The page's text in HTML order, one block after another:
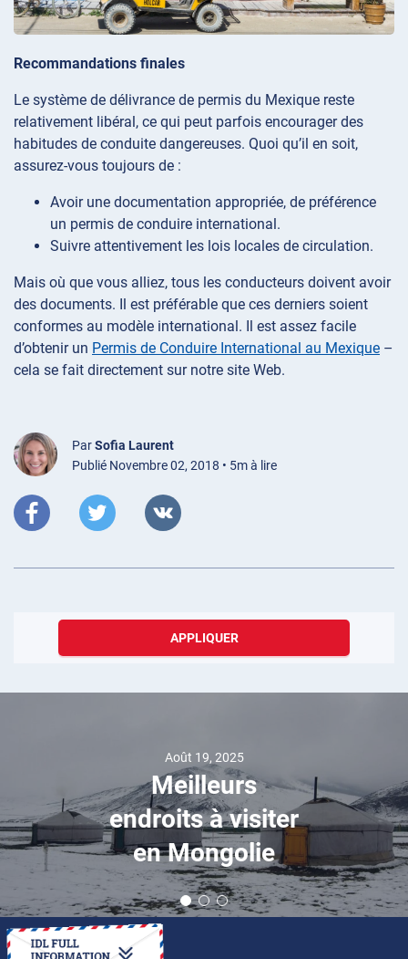
Recommandations finales
Le système de délivrance de permis du Mexique reste
relativement libéral, ce qui peut parfois encourager des
habitudes de conduite dangereuses. Quoi qu’il en soit,
assurez-vous toujours de :
Avoir une documentation appropriée, de préférence
un permis de conduire international.
Suivre attentivement les lois locales de circulation.
Mais où que vous alliez, tous les conducteurs doivent avoir
des documents. Il est préférable que ces derniers soient
conformes au modèle international. Il est assez facile
d’obtenir un Permis de Conduire International au Mexique –
cela se fait directement sur notre site Web.
ParSofia Laurent
Publié Novembre 02, 2018 • 5m à lire
APPLIQUER
Août 19, 2025
Meilleurs
endroits à visiter
en Mongolie